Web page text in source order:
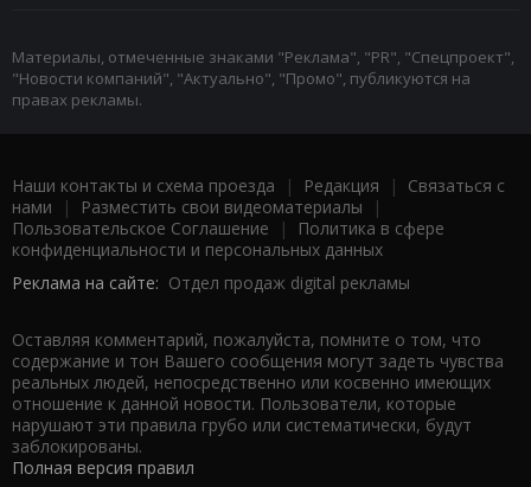
Материалы, отмеченные знаками "Реклама", "PR", "Спецпроект",
"Новости компаний", "Актуально", "Промо", публикуются на
правах рекламы.
Наши контакты и схема проезда | Редакция | Связаться с
нами | Разместить свои видеоматериалы |
Пользовательское Соглашение |
Политика в сфере
конфиденциальности и персональных данных
Реклама на сайте: Отдел продаж digital рекламы
Оставляя комментарий, пожалуйста, помните о том, что
содержание и тон Вашего сообщения могут задеть чувства
реальных людей, непосредственно или косвенно имеющих
отношение к данной новости. Пользователи, которые
нарушают эти правила грубо или систематически, будут
заблокированы.
Полная версия правил